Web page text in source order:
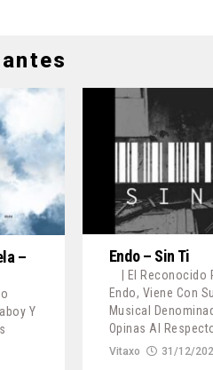
–
Y
Endo – Sin Ti
| El Reconocido
Endo, Viene Con
Musical
Opinas Al
Vitaxo 31/12/